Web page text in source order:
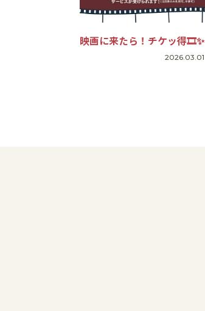
映画に来たら！チケッ得🎞✨
2026.03.01